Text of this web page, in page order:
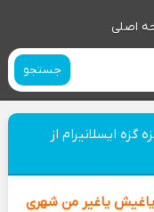
اصلی
جستجو
ایسلانیرام از
یاغیش یاغیر من شهری